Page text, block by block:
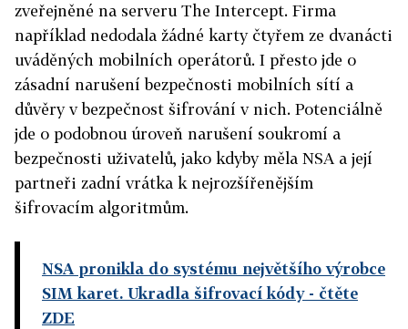
zveřejněné na serveru The Intercept. Firma
například nedodala žádné karty čtyřem ze dvanácti
uváděných mobilních operátorů. I přesto jde o
zásadní narušení bezpečnosti mobilních sítí a
důvěry v bezpečnost šifrování v nich. Potenciálně
jde o podobnou úroveň narušení soukromí a
bezpečnosti uživatelů, jako kdyby měla NSA a její
partneři zadní vrátka k nejrozšířenějším
šifrovacím algoritmům.
NSA pronikla do systému největšího výrobce
SIM karet. Ukradla šifrovací kódy- čtěte
ZDE